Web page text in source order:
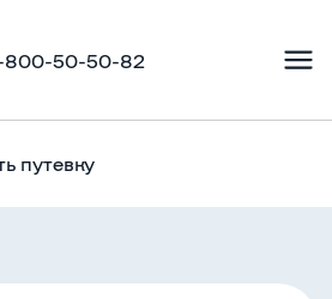
800-50-50-82
путевку